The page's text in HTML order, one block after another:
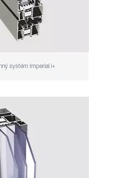
systém Imperial i+